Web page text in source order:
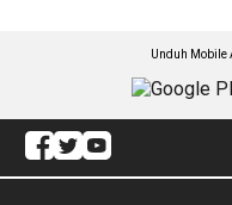
Unduh Mobile